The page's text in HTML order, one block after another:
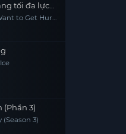
tối đa lực
2 to Get Hurt,
(Phần 3)
3)